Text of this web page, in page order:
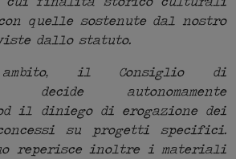
quelle sostenute dal nostro
dallo statuto.
il Consiglio di
decide autonomamente
il diniego di erogazione dei
su progetti specifici.
reperisce inoltre i materiali